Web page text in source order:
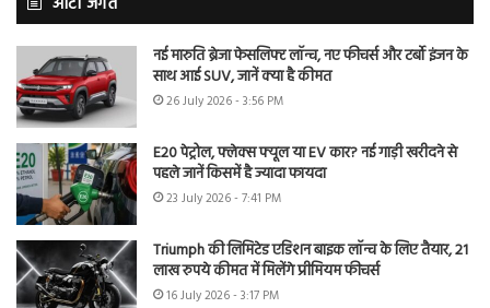
नई मारुति ब्रेजा फेसलिफ्ट लॉन्च, नए फीचर्स और टर्बो इंजन के
साथ आई SUV, जानें क्या है कीमत
26 July 2026 - 3:56 PM
E20 पेट्रोल, फ्लेक्स फ्यूल या EV कार? नई गाड़ी खरीदने से
पहले जानें किसमें है ज्यादा फायदा
23 July 2026 - 7:41 PM
Triumph की लिमिटेड एडिशन बाइक लॉन्च के लिए तैयार, 21
लाख रुपये कीमत में मिलेंगे प्रीमियम फीचर्स
16 July 2026 - 3:17 PM